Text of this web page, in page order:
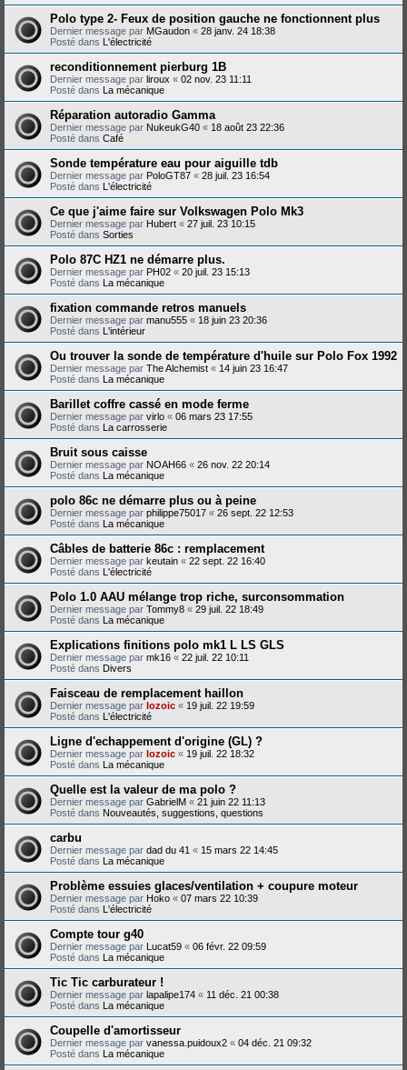
Polo type 2- Feux de position gauche ne fonctionnent plus
Dernier message par MGaudon « 28 janv. 24 18:38
Posté dans L'électricité
reconditionnement pierburg 1B
Dernier message par liroux « 02 nov. 23 11:11
Posté dans La mécanique
Réparation autoradio Gamma
Dernier message par NukeukG40 « 18 août 23 22:36
Posté dans Café
Sonde température eau pour aiguille tdb
Dernier message par PoloGT87 « 28 juil. 23 16:54
Posté dans L'électricité
Ce que j'aime faire sur Volkswagen Polo Mk3
Dernier message par Hubert « 27 juil. 23 10:15
Posté dans Sorties
Polo 87C HZ1 ne démarre plus.
Dernier message par PH02 « 20 juil. 23 15:13
Posté dans La mécanique
fixation commande retros manuels
Dernier message par manu555 « 18 juin 23 20:36
Posté dans L'intérieur
Ou trouver la sonde de température d'huile sur Polo Fox 1992
Dernier message par The Alchemist « 14 juin 23 16:47
Posté dans La mécanique
Barillet coffre cassé en mode ferme
Dernier message par virlo « 06 mars 23 17:55
Posté dans La carrosserie
Bruit sous caisse
Dernier message par NOAH66 « 26 nov. 22 20:14
Posté dans La mécanique
polo 86c ne démarre plus ou à peine
Dernier message par philippe75017 « 26 sept. 22 12:53
Posté dans La mécanique
Câbles de batterie 86c : remplacement
Dernier message par keutain « 22 sept. 22 16:40
Posté dans L'électricité
Polo 1.0 AAU mélange trop riche, surconsommation
Dernier message par Tommy8 « 29 juil. 22 18:49
Posté dans La mécanique
Explications finitions polo mk1 L LS GLS
Dernier message par mk16 « 22 juil. 22 10:11
Posté dans Divers
Faisceau de remplacement haillon
Dernier message par lozoic « 19 juil. 22 19:59
Posté dans L'électricité
Ligne d'echappement d'origine (GL) ?
Dernier message par lozoic « 19 juil. 22 18:32
Posté dans La mécanique
Quelle est la valeur de ma polo ?
Dernier message par GabrielM « 21 juin 22 11:13
Posté dans Nouveautés, suggestions, questions
carbu
Dernier message par dad du 41 « 15 mars 22 14:45
Posté dans La mécanique
Problème essuies glaces/ventilation + coupure moteur
Dernier message par Hoko « 07 mars 22 10:39
Posté dans L'électricité
Compte tour g40
Dernier message par Lucat59 « 06 févr. 22 09:59
Posté dans La mécanique
Tic Tic carburateur !
Dernier message par lapalipe174 « 11 déc. 21 00:38
Posté dans La mécanique
Coupelle d'amortisseur
Dernier message par vanessa.puidoux2 « 04 déc. 21 09:32
Posté dans La mécanique